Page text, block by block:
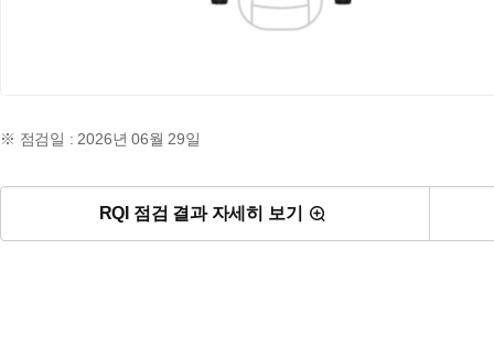
※ 점검일 : 2026년 06월 29일
RQI 점검 결과 자세히 보기